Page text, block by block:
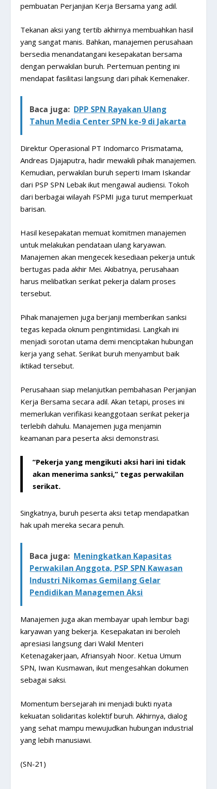
pembuatan Perjanjian Kerja Bersama yang adil.
Tekanan aksi yang tertib akhirnya membuahkan hasil
yang sangat manis. Bahkan, manajemen perusahaan
bersedia menandatangani kesepakatan bersama
dengan perwakilan buruh. Pertemuan penting ini
mendapat fasilitasi langsung dari pihak Kemenaker.
Baca juga: DPP SPN Rayakan Ulang
Tahun Media Center SPN ke-9 di Jakarta
Direktur Operasional PT Indomarco Prismatama,
Andreas Djajaputra, hadir mewakili pihak manajemen.
Kemudian, perwakilan buruh seperti Imam Iskandar
dari PSP SPN Lebak ikut mengawal audiensi. Tokoh
dari berbagai wilayah FSPMI juga turut memperkuat
barisan.
Hasil kesepakatan memuat komitmen manajemen
untuk melakukan pendataan ulang karyawan.
Manajemen akan mengecek kesediaan pekerja untuk
bertugas pada akhir Mei. Akibatnya, perusahaan
harus melibatkan serikat pekerja dalam proses
tersebut.
Pihak manajemen juga berjanji memberikan sanksi
tegas kepada oknum pengintimidasi. Langkah ini
menjadi sorotan utama demi menciptakan hubungan
kerja yang sehat. Serikat buruh menyambut baik
iktikad tersebut.
Perusahaan siap melanjutkan pembahasan Perjanjian
Kerja Bersama secara adil. Akan tetapi, proses ini
memerlukan verifikasi keanggotaan serikat pekerja
terlebih dahulu. Manajemen juga menjamin
keamanan para peserta aksi demonstrasi.
“Pekerja yang mengikuti aksi hari ini tidak
akan menerima sanksi,” tegas perwakilan
serikat.
Singkatnya, buruh peserta aksi tetap mendapatkan
hak upah mereka secara penuh.
Baca juga: Meningkatkan Kapasitas
Perwakilan Anggota, PSP SPN Kawasan
Industri Nikomas Gemilang Gelar
Pendidikan Managemen Aksi
Manajemen juga akan membayar upah lembur bagi
karyawan yang bekerja. Kesepakatan ini beroleh
apresiasi langsung dari Wakil Menteri
Ketenagakerjaan, Afriansyah Noor. Ketua Umum
SPN, Iwan Kusmawan, ikut mengesahkan dokumen
sebagai saksi.
Momentum bersejarah ini menjadi bukti nyata
kekuatan solidaritas kolektif buruh. Akhirnya, dialog
yang sehat mampu mewujudkan hubungan industrial
yang lebih manusiawi.
(SN-21)